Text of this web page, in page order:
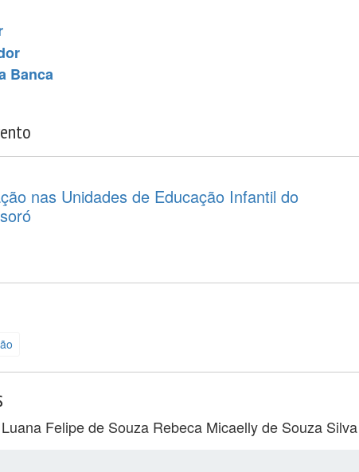
Banca
nas Unidades de Educação Infantil do
Luana Felipe de Souza Rebeca Micaelly de Souza Silva